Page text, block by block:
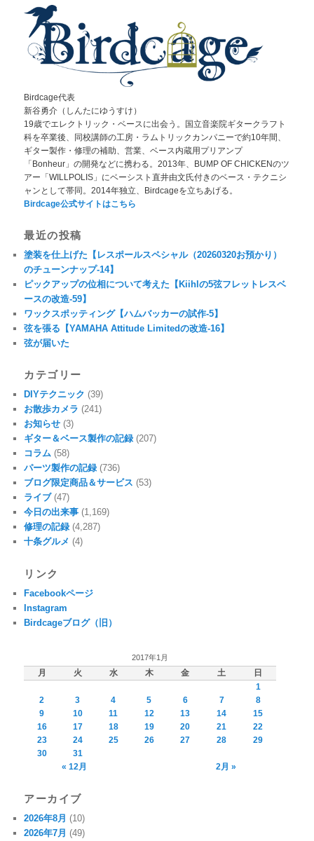
Birdcage代表
新谷勇介（しんたにゆうすけ）
19歳でエレクトリック・ベースに出会う。国立音楽院ギタークラフト
科を卒業後、同校講師の工房・ラムトリックカンパニーで約10年間、
ギター製作・修理の補助、営業、ベース内蔵用プリアンプ
「Bonheur」の開発などに携わる。2013年、BUMP OF CHICKENのツ
アー「WILLPOLIS」にベーシスト直井由文氏付きのベース・テクニシ
ャンとして帯同。2014年独立、Birdcageを立ちあげる。
Birdcage公式サイトはこちら
最近の投稿
塗装を仕上げた【レスポールスペシャル（20260320お預かり）
のチューンナップ-14】
ピックアップの位相について考えた【Kiihlの5弦フレットレスベ
ースの改造-59】
ワックスポッティング【ハムバッカーの試作-5】
弦を張る【YAMAHA Attitude Limitedの改造-16】
弦が届いた
カテゴリー
DIYテクニック (39)
お散歩カメラ (241)
お知らせ (3)
ギター＆ベース製作の記録 (207)
コラム (58)
パーツ製作の記録 (736)
ブログ限定商品＆サービス (53)
ライブ(47)
今日の出来事 (1,169)
修理の記録 (4,287)
十条グルメ (4)
リンク
Facebookページ
Instagram
Birdcageブログ（旧）
2017年1月
月 火 水 木 金 土
日
1
2
3 4 5 6 7
8
9
10 11 12 13 14
15
16
17 18 19 20 21
22
23
24 25 26 27 28
29
30
31
« 12月
2月 »
アーカイブ
2026年8月 (10)
2026年7月 (49)